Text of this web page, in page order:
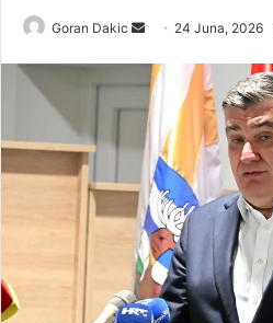
Goran Dakic
n
d
a
e
m
a
i
24 Juna, 2026